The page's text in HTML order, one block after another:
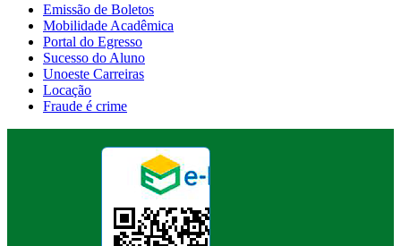
Emissão de Boletos
Mobilidade Acadêmica
Portal do Egresso
Sucesso do Aluno
Unoeste Carreiras
Locação
Fraude é crime